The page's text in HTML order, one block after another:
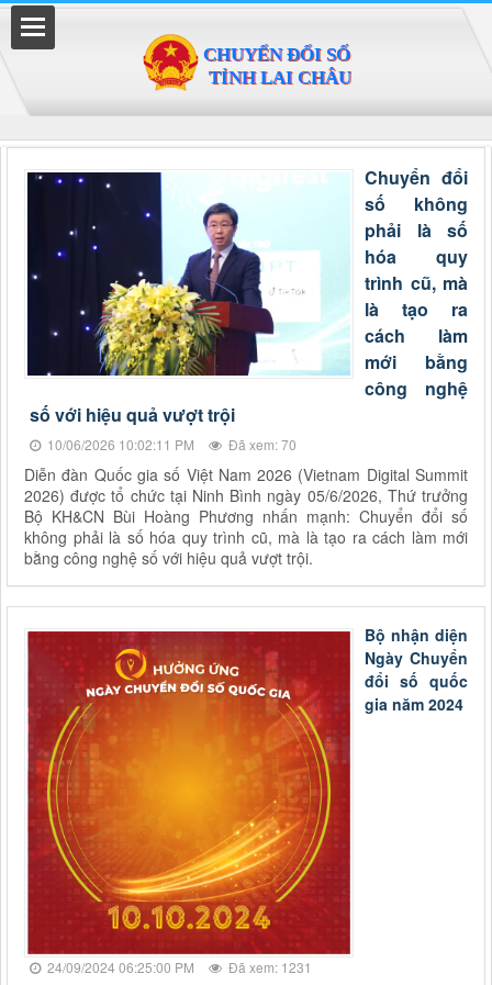
Chuyển đổi
số không
phải là số
hóa quy
trình cũ, mà
là tạo ra
cách làm
mới bằng
công nghệ
số với hiệu quả vượt trội
10/06/2026 10:02:11 PM Đã xem: 70
Diễn đàn Quốc gia số Việt Nam 2026 (Vietnam Digital Summit
2026) được tổ chức tại Ninh Bình ngày 05/6/2026, Thứ trưởng
Bộ KH&CN Bùi Hoàng Phương nhấn mạnh: Chuyển đổi số
không phải là số hóa quy trình cũ, mà là tạo ra cách làm mới
bằng công nghệ số với hiệu quả vượt trội.
Bộ nhận diện
Ngày Chuyển
đổi số quốc
gia năm 2024
24/09/2024 06:25:00 PM Đã xem: 1231
Đã kết nối EMC